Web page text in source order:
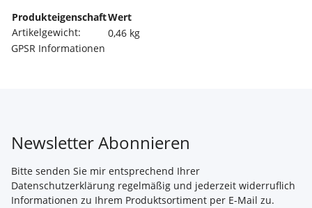
ProdukteigenschaftWert
Artikelgewicht:
0,46 kg
GPSR Informationen
Newsletter Abonnieren
Bitte senden Sie mir entsprechend Ihrer
Datenschutzerklärung regelmäßig und jederzeit widerruflich
Informationen zu Ihrem Produktsortiment per E-Mail zu.